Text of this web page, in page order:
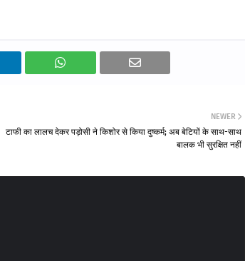
NEWER
टाफी का लालच देकर पड़ोसी ने किशोर से किया दुष्कर्म; अब बेटियों के साथ-साथ
बालक भी सुरक्षित नहीं